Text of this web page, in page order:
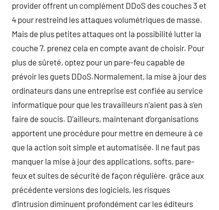
provider offrent un complément DDoS des couches 3 et
4 pour restreind les attaques volumétriques de masse.
Mais de plus petites attaques ont la possibilité lutter la
couche 7. prenez cela en compte avant de choisir. Pour
plus de sûreté, optez pour un pare-feu capable de
prévoir les guets DDoS.Normalement, la mise à jour des
ordinateurs dans une entreprise est confiée au service
informatique pour que les travailleurs n’aient pas à s’en
faire de soucis. D’ailleurs, maintenant d’organisations
apportent une procédure pour mettre en demeure à ce
que la action soit simple et automatisée. Il ne faut pas
manquer la mise à jour des applications, softs, pare-
feux et suites de sécurité de façon régulière. grâce aux
précédente versions des logiciels, les risques
d’intrusion diminuent profondément car les éditeurs